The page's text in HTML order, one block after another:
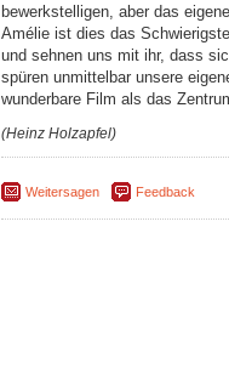
bewerkstelligen, aber das
Amélie ist dies das
und sehnen uns mit ihr, dass
spüren unmittelbar unsere
wunderbare Film als das
(Heinz Holzapfel)
Weitersagen Feedback